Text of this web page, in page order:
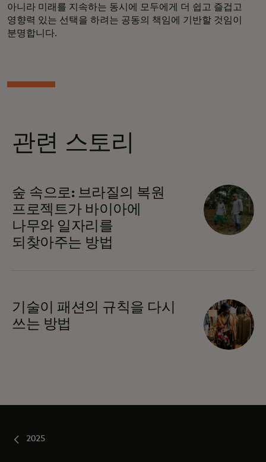
아니라 미래를 지속하는 동시에 모두에게 더 쉽고 즐겁고
영향력 있는 선택을 하려는 공동의 책임에 기반할 것임이
분명합니다.
관련 스토리
숲 속으로: 브라질의 복원
프로젝트가 바이아에
나무와 일자리를
되찾아주는 방법
기술이 패션의 규칙을 다시
쓰는 방법
2025